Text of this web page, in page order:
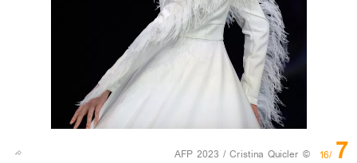
7
/16
© AFP 2023 / Cristina Quicler